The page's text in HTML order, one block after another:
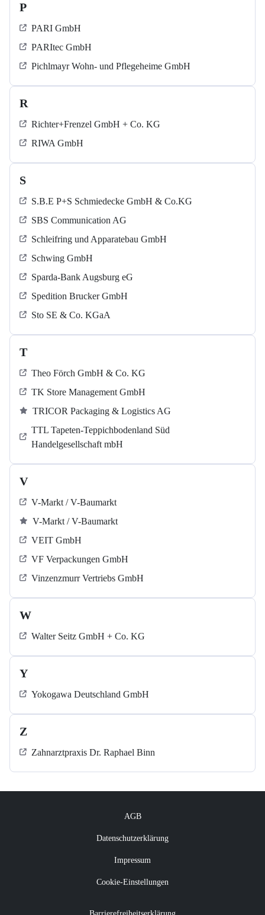
P
PARI GmbH
PARItec GmbH
Pichlmayr Wohn- und Pflegeheime GmbH
R
Richter+Frenzel GmbH + Co. KG
RIWA GmbH
S
S.B.E P+S Schmiedecke GmbH & Co.KG
SBS Communication AG
Schleifring und Apparatebau GmbH
Schwing GmbH
Sparda-Bank Augsburg eG
Spedition Brucker GmbH
Sto SE & Co. KGaA
T
Theo Förch GmbH & Co. KG
TK Store Management GmbH
TRICOR Packaging & Logistics AG
TTL Tapeten-Teppichbodenland Süd
Handelgesellschaft mbH
V
V-Markt / V-Baumarkt
V-Markt / V-Baumarkt
VEIT GmbH
VF Verpackungen GmbH
Vinzenzmurr Vertriebs GmbH
W
Walter Seitz GmbH + Co. KG
Y
Yokogawa Deutschland GmbH
Z
Zahnarztpraxis Dr. Raphael Binn
AGB
Datenschutzerklärung
Impressum
Cookie-Einstellungen